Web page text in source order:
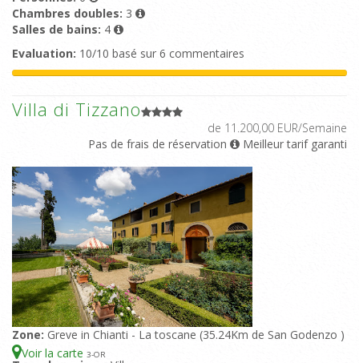
Chambres doubles: 3
Salles de bains: 4
Evaluation: 10/10 basé sur 6 commentaires
Villa di Tizzano
de 11.200,00 EUR/Semaine
Pas de frais de réservation
Meilleur tarif garanti
Zone: Greve in Chianti - La toscane (35.24Km de San Godenzo )
Voir la carte 3-OR